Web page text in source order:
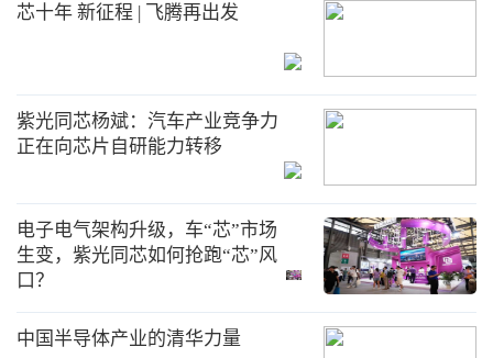
芯十年 新征程 | 飞腾再出发
紫光同芯杨斌：汽车产业竞争力
正在向芯片自研能力转移
电子电气架构升级，车“芯”市场
生变，紫光同芯如何抢跑“芯”风
口？
中国半导体产业的清华力量